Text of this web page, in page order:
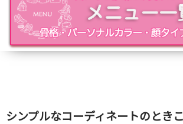
シンプルなコーディネートのとき